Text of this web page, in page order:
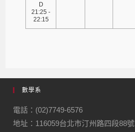
D
21:25 -
22:15
數學系
電話：(02)7749-6576
地址：116059台北市汀州路四段88號